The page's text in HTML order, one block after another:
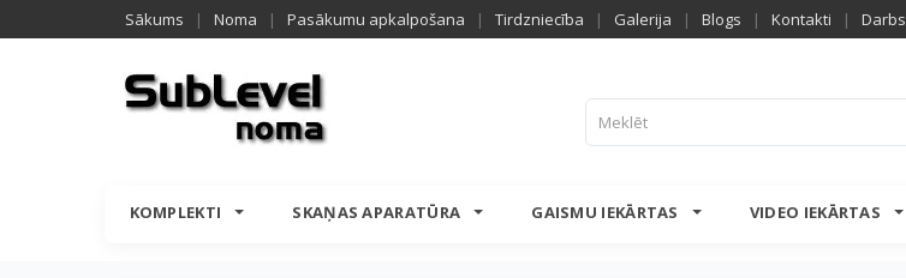
Sākums | Noma | Pasākumu apkalpošana | Tirdzniecība | Galerija | Blogs | Kontakti | Darbs
KOMPLEKTI SKAŅAS APARATŪRA GAISMU IEKĀRTAS VIDEO IEKĀRTAS